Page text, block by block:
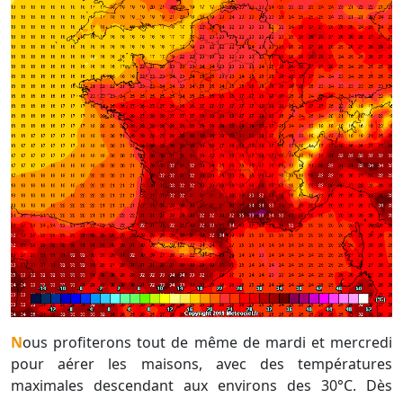
Nous profiterons tout de même de mardi et mercredi
pour aérer les maisons, avec des températures
maximales descendant aux environs des 30°C. Dès